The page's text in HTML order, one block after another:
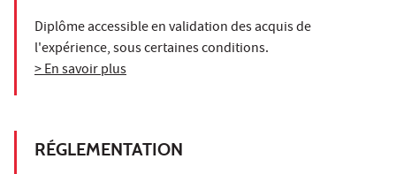
Diplôme accessible en validation des acquis de
l'expérience, sous certaines conditions.
> En savoir plus
RÉGLEMENTATION